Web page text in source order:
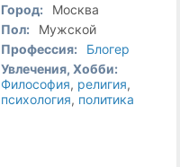
Город:
Москва
Пол:
Мужской
Профессия:
Блогер
Увлечения, Хобби:
Философия, религия,
психология, политика